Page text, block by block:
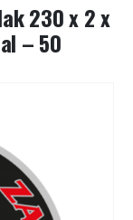
230 x 2 x
– 50